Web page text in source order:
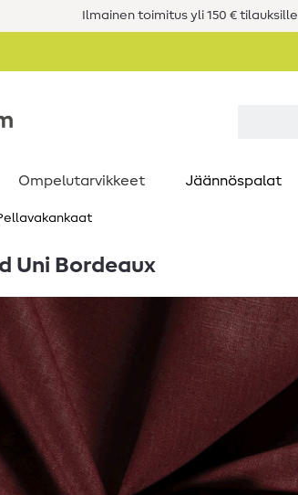
Ilmainen toimitus yli 150 € tilauksille
Ompelutarvikkeet Jäännöspalat
Uni Bordeaux